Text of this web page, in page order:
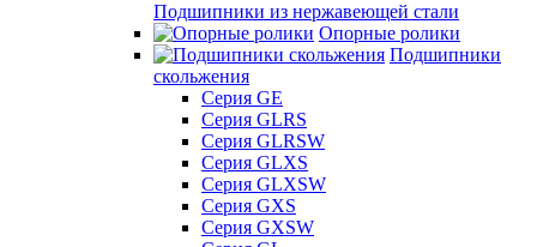
Подшипники из нержавеющей стали
Опорные ролики
Подшипники
скольжения
Серия GE
Серия GLRS
Серия GLRSW
Серия GLXS
Серия GLXSW
Серия GXS
Серия GXSW